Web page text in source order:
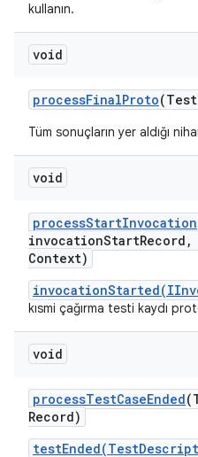
kullanın.
void
processFinalProto(Test
Tüm sonuçların yer aldığı
void
processStartInvocation
invocationStartRecord ,
Context)
kısmi çağırma testi kaydı
void
processTestCaseEnded
Record)